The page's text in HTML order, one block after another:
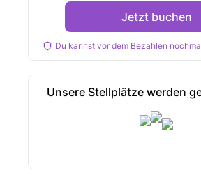
Jetzt buchen
Du kannst vor dem Bezahlen
Unsere Stellplätze werden